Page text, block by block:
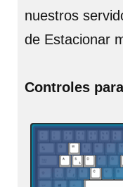
nuestros
de Estacionar
Controles